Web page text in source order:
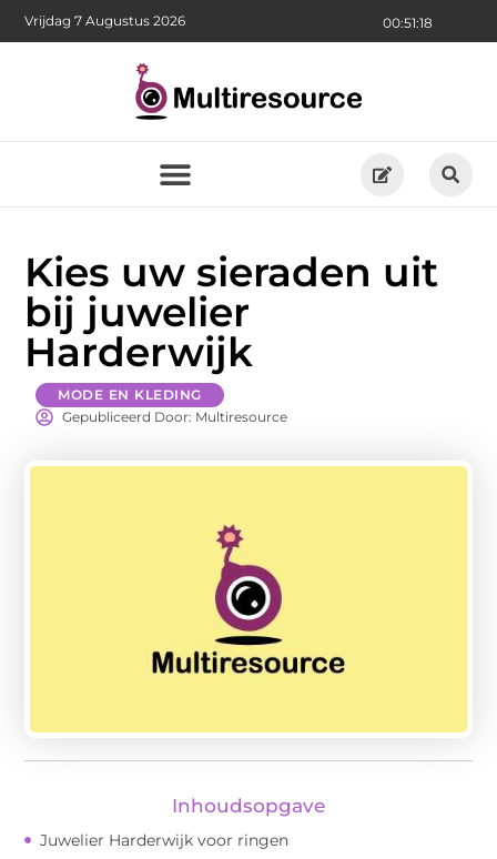
00:51:20
Vrijdag 7 Augustus 2026
Kies uw sieraden uit
bij juwelier
Harderwijk
MODE EN KLEDING
Gepubliceerd Door: Multiresource
Inhoudsopgave
Juwelier Harderwijk voor ringen